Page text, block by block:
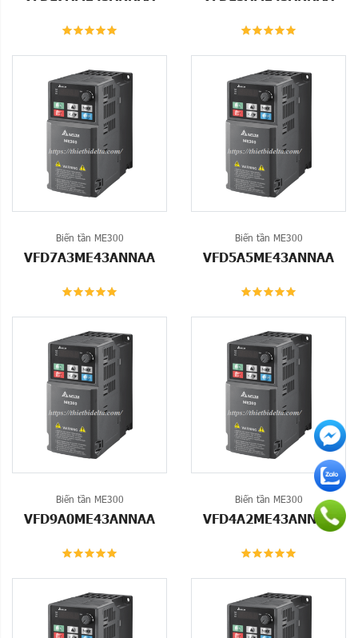
Biến tần ME300
VFD7A3ME43ANNAA
Biến tần ME300
VFD5A5ME43ANNAA
Biến tần ME300
VFD9A0ME43ANNAA
Biến tần ME300
VFD4A2ME43ANNAA